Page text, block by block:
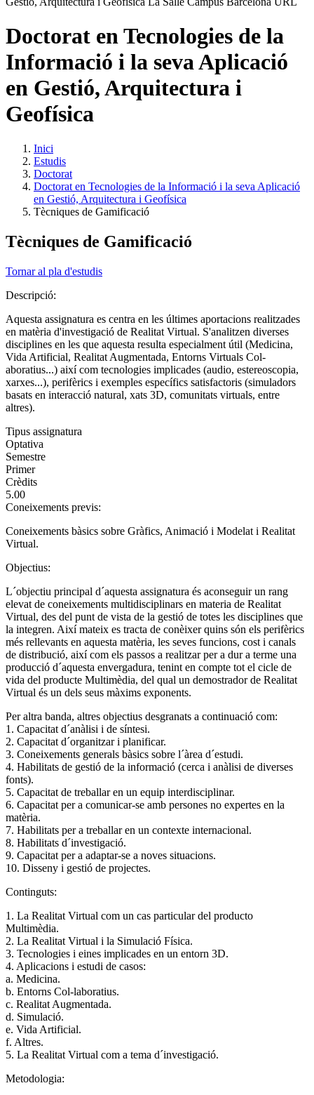
Doctorat en Tecnologies de la
Informació i la seva Aplicació
en Gestió, Arquitectura i
Geofísica
Inici
Estudis
Doctorat
Doctorat en Tecnologies de la Informació i la seva Aplicació
en Gestió, Arquitectura i Geofísica
Tècniques de Gamificació
Tècniques de Gamificació
Tornar al pla d'estudis
Descripció:
Aquesta assignatura es centra en les últimes aportacions realitzades
en matèria d'investigació de Realitat Virtual. S'analitzen diverses
disciplines en les que aquesta resulta especialment útil (Medicina,
Vida Artificial, Realitat Augmentada, Entorns Virtuals Col-
aboratius...) així com tecnologies implicades (audio, estereoscopia,
xarxes...), perifèrics i exemples específics satisfactoris (simuladors
basats en interacció natural, xats 3D, comunitats virtuals, entre
altres).
Tipus assignatura
Optativa
Semestre
Primer
Crèdits
5.00
Coneixements previs:
Coneixements bàsics sobre Gràfics, Animació i Modelat i Realitat
Virtual.
Objectius:
L´objectiu principal d´aquesta assignatura és aconseguir un rang
elevat de coneixements multidisciplinars en materia de Realitat
Virtual, des del punt de vista de la gestió de totes les disciplines que
la integren. Així mateix es tracta de conèixer quins són els perifèrics
més rellevants en aquesta matèria, les seves funcions, cost i canals
de distribució, així com els passos a realitzar per a dur a terme una
producció d´aquesta envergadura, tenint en compte tot el cicle de
vida del producte Multimèdia, del qual un demostrador de Realitat
Virtual és un dels seus màxims exponents.
Per altra banda, altres objectius desgranats a continuació com:
1. Capacitat d´anàlisi i de síntesi.
2. Capacitat d´organitzar i planificar.
3. Coneixements generals bàsics sobre l´àrea d´estudi.
4. Habilitats de gestió de la informació (cerca i anàlisi de diverses
fonts).
5. Capacitat de treballar en un equip interdisciplinar.
6. Capacitat per a comunicar-se amb persones no expertes en la
matèria.
7. Habilitats per a treballar en un contexte internacional.
8. Habilitats d´investigació.
9. Capacitat per a adaptar-se a noves situacions.
10. Disseny i gestió de projectes.
Continguts:
1. La Realitat Virtual com un cas particular del producto
Multimèdia.
2. La Realitat Virtual i la Simulació Física.
3. Tecnologies i eines implicades en un entorn 3D.
4. Aplicacions i estudi de casos:
a. Medicina.
b. Entorns Col-laboratius.
c. Realitat Augmentada.
d. Simulació.
e. Vida Artificial.
f. Altres.
5. La Realitat Virtual com a tema d´investigació.
Metodologia: